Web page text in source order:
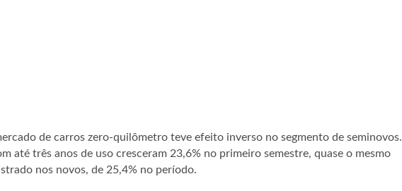
de carros zero-quilômetro teve efeito inverso no segmento de seminovos.
até três anos de uso cresceram 23,6% no primeiro semestre, quase o mesmo
nos novos, de 25,4% no período.